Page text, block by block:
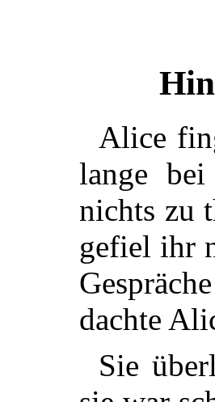
Alice
lange
nichts zu
gefiel ihr
dachte
Sie